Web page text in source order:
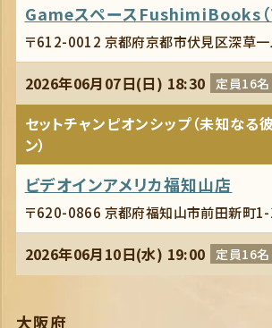
GameスペースFushimiBooks（
〒612-0012 京都府京都市伏見区深草一
2026年06月07日(日) 18:30 定員16名
セットチャンピオンシップ（未知なる
ン）
ビデオインアメリカ福知山店
〒620-0866 京都府福知山市前田新町1-
2026年06月10日(水) 19:00 定員16名
大阪府